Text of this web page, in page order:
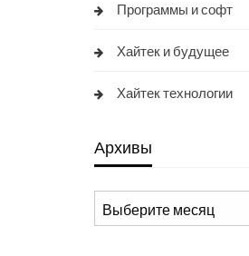
Программы и софт
Хайтек и будущее
Хайтек технологии
Архивы
Архивы